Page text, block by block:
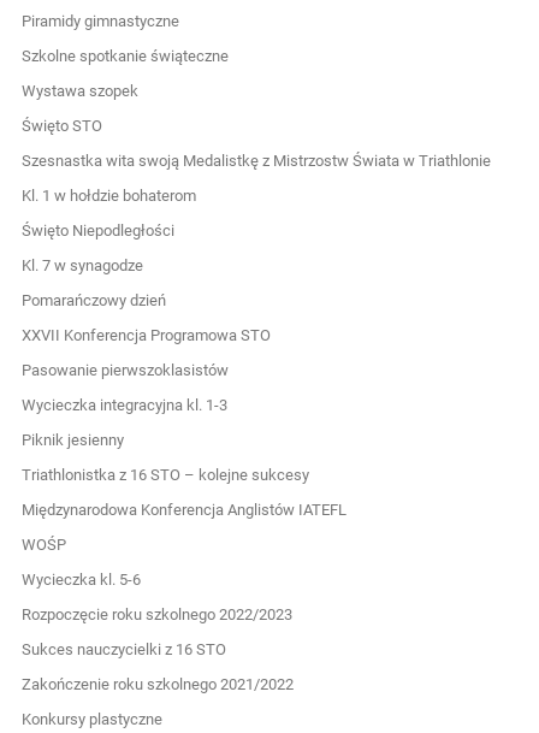
Piramidy gimnastyczne
Szkolne spotkanie świąteczne
Wystawa szopek
Święto STO
Szesnastka wita swoją Medalistkę z Mistrzostw Świata w Triathlonie
Kl. 1 w hołdzie bohaterom
Święto Niepodległości
Kl. 7 w synagodze
Pomarańczowy dzień
XXVII Konferencja Programowa STO
Pasowanie pierwszoklasistów
Wycieczka integracyjna kl. 1-3
Piknik jesienny
Triathlonistka z 16 STO – kolejne sukcesy
Międzynarodowa Konferencja Anglistów IATEFL
WOŚP
Wycieczka kl. 5-6
Rozpoczęcie roku szkolnego 2022/2023
Sukces nauczycielki z 16 STO
Zakończenie roku szkolnego 2021/2022
Konkursy plastyczne